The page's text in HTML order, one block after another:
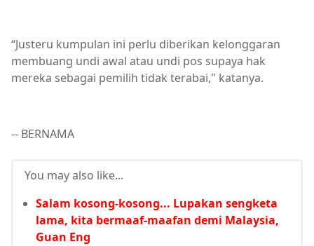
“Justeru kumpulan ini perlu diberikan kelonggaran
membuang undi awal atau undi pos supaya hak
mereka sebagai pemilih tidak terabai," katanya.
-- BERNAMA
You may also like...
Salam kosong-kosong... Lupakan sengketa
lama, kita bermaaf-maafan demi Malaysia,
Guan Eng